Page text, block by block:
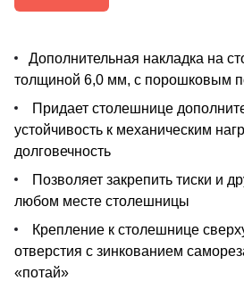
Дополнительная накладка на
толщиной 6,0 мм, с порошковым
Придает столешнице
устойчивость к механическим
долговечность
Позволяет закрепить тиски и
любом месте столешницы
Крепление к столешнице
отверстия с зинкованием
«потай»